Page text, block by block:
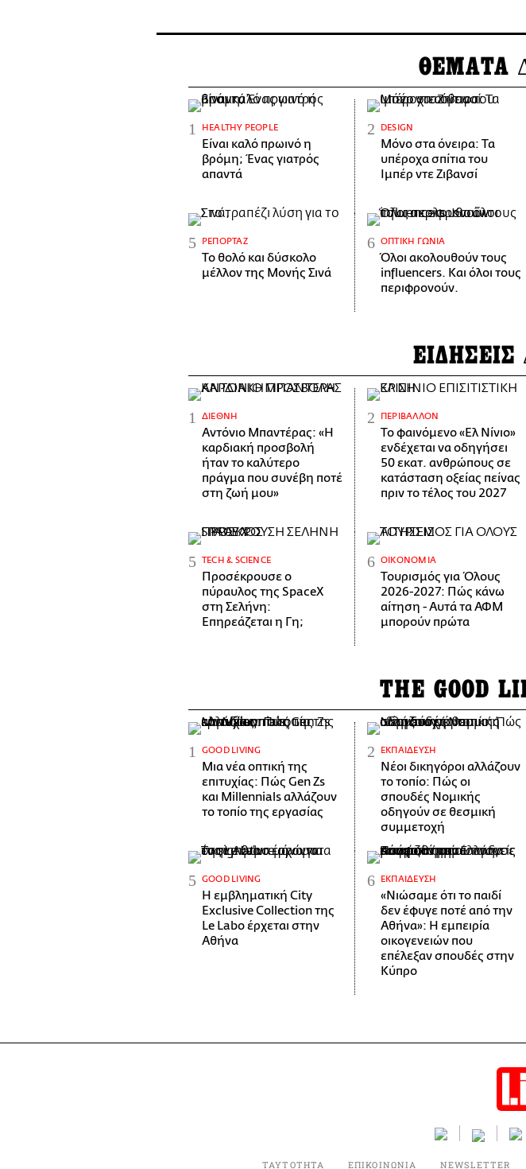
ΘΕΜΑΤΑ
HEALTHY PEOPLE
Είναι καλό πρωινό η
βρόμη; Ένας γιατρός
απαντά
DESIGN
Μόνο στα όνειρα: Τα
υπέροχα σπίτια του
Ιμπέρ ντε Ζιβανσί
ΡΕΠΟΡΤΆΖ
Το θολό και δύσκολο
μέλλον της Μονής Σινά
ΟΠΤΙΚΉ ΓΩΝΊΑ
Όλοι ακολουθούν τους
influencers. Και όλοι τους
περιφρονούν.
ΕΙΔΗΣΕΙΣ
ΔΙΕΘΝΉ
Αντόνιο Μπαντέρας: «Η
καρδιακή προσβολή
ήταν το καλύτερο
πράγμα που συνέβη ποτέ
στη ζωή μου»
ΠΕΡΙΒΆΛΛΟΝ
Το φαινόμενο «Ελ Νίνιο»
ενδέχεται να οδηγήσει
50 εκατ. ανθρώπους σε
κατάσταση οξείας πείνας
πριν το τέλος του 2027
ΤECH & SCIENCE
Προσέκρουσε ο
πύραυλος της SpaceX
στη Σελήνη:
Επηρεάζεται η Γη;
ΟΙΚΟΝΟΜΊΑ
Τουρισμός για Όλους
2026-2027: Πώς κάνω
αίτηση - Αυτά τα ΑΦΜ
μπορούν πρώτα
THE GOOD
GOOD LIVING
Μια νέα οπτική της
επιτυχίας: Πώς Gen Zs
και Millennials αλλάζουν
το τοπίο της εργασίας
ΕΚΠΑΊΔΕΥΣΗ
Νέοι δικηγόροι αλλάζουν
το τοπίο: Πώς οι
σπουδές Νομικής
οδηγούν σε θεσμική
συμμετοχή
GOOD LIVING
Η εμβληματική City
Exclusive Collection της
Le Labo έρχεται στην
Αθήνα
ΕΚΠΑΊΔΕΥΣΗ
«Νιώσαμε ότι το παιδί
δεν έφυγε ποτέ από την
Αθήνα»: Η εμπειρία
οικογενειών που
επέλεξαν σπουδές στην
Κύπρο
ΤΑΥΤΟΤΗΤΑ ΕΠΙΚΟΙΝΩΝΙΑ NEWSLETTER